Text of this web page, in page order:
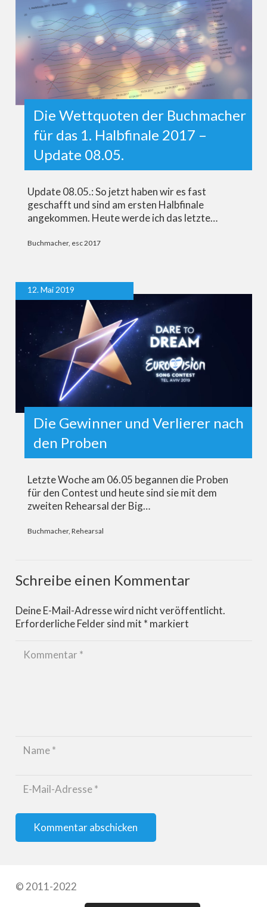
Die Wettquoten der Buchmacher
für das 1. Halbfinale 2017 –
Update 08.05.
Update 08.05.: So jetzt haben wir es fast
geschafft und sind am ersten Halbfinale
angekommen. Heute werde ich das letzte…
Buchmacher, esc 2017
12. Mai 2019
Die Gewinner und Verlierer nach
den Proben
Letzte Woche am 06.05 begannen die Proben
für den Contest und heute sind sie mit dem
zweiten Rehearsal der Big…
Buchmacher, Rehearsal
Schreibe einen Kommentar
Deine E-Mail-Adresse wird nicht veröffentlicht.
Erforderliche Felder sind mit * markiert
Kommentar abschicken
© 2011-2022